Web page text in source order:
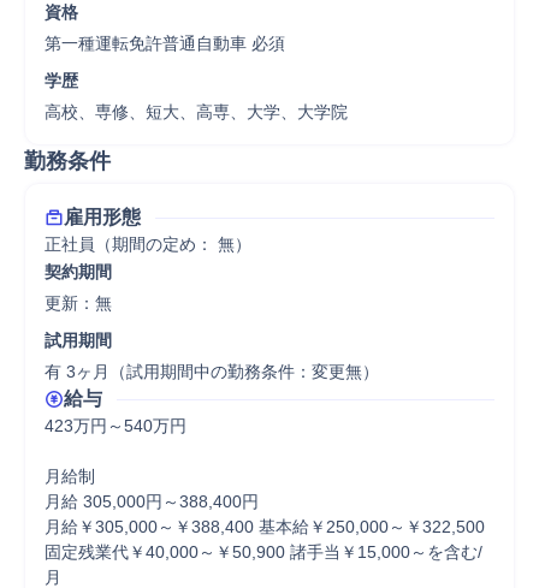
資格
第一種運転免許普通自動車 必須
学歴
高校、専修、短大、高専、大学、大学院
勤務条件
雇用形態
正社員（期間の定め： 無）
契約期間
更新：無
試用期間
有 3ヶ月（試用期間中の勤務条件：変更無）
給与
423万円～540万円
月給制
月給 305,000円～388,400円
月給￥305,000～￥388,400 基本給￥250,000～￥322,500
固定残業代￥40,000～￥50,900 諸手当￥15,000～を含む/
月